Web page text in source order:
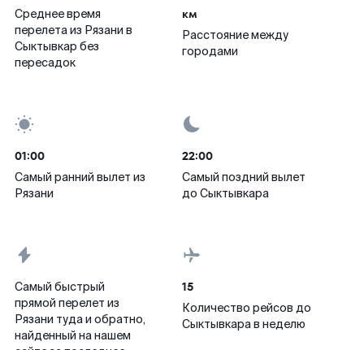
Среднее время
перелета из Рязани в
Сыктывкар без
пересадок
км
Расстояние между
городами
01:00
Самый ранний вылет из
Рязани
22:00
Самый поздний вылет
до Сыктывкара
Самый быстрый
прямой перелет из
Рязани туда и обратно,
найденный на нашем
15
Количество рейсов до
Сыктывкара в неделю